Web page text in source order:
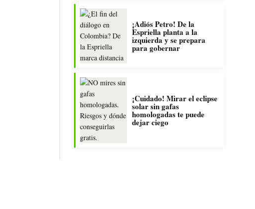
¡Adiós Petro! De la
Espriella planta a la
izquierda y se prepara
para gobernar
¡Cuidado! Mirar el eclipse
solar sin gafas
homologadas te puede
dejar ciego